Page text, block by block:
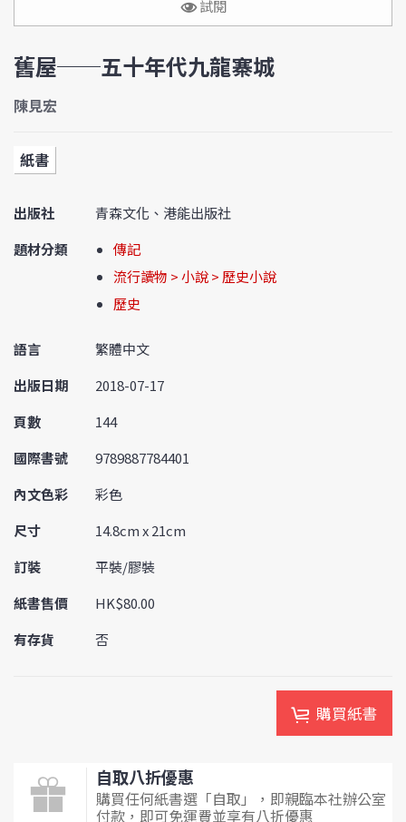
試閱
舊屋──五十年代九龍寨城
陳見宏
紙書
出版社
青森文化、港能出版社
題材分類
傳記
流行讀物 > 小說 > 歷史小說
歷史
語言
繁體中文
出版日期
2018-07-17
頁數
144
國際書號
9789887784401
內文色彩
彩色
尺寸
14.8cm x 21cm
訂裝
平裝/膠裝
紙書售價
HK$80.00
有存貨
否
購買紙書
自取八折優惠
購買任何紙書選「自取」，即親臨本社辦公室
付款，即可免運費並享有八折優惠